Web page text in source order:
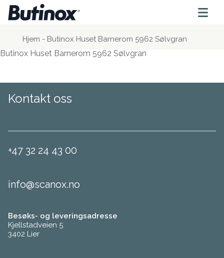
Hjem - Butinox Huset Barnerom 5962 Sølvgran
Butinox Huset Barnerom 5962 Sølvgran
Kontakt oss
+47 32 24 43 00
info@scanox.no
Besøks- og leveringsadresse
Kjellstadveien 5
3402 Lier